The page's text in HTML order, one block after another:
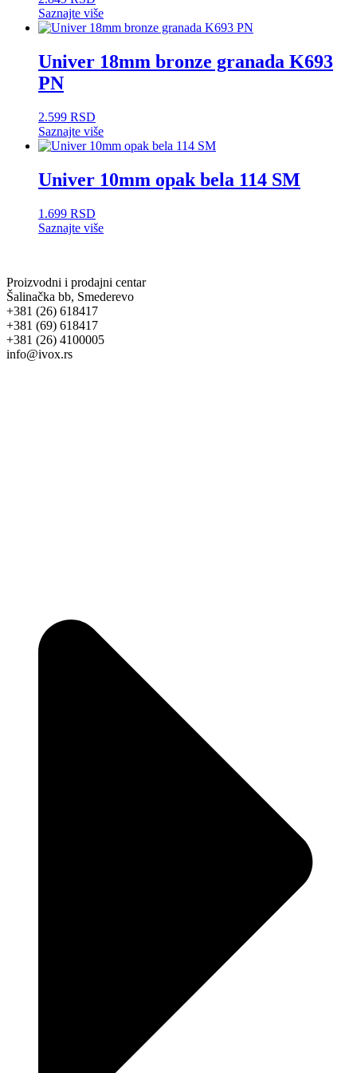
Saznajte više
Univer 18mm bronze granada K693
PN
2.599 RSD
Saznajte više
Univer 10mm opak bela 114 SM
1.699 RSD
Saznajte više
Proizvodni i prodajni centar
Šalinačka bb, Smederevo
+381 (26) 618417
+381 (69) 618417
+381 (26) 4100005
info@ivox.rs